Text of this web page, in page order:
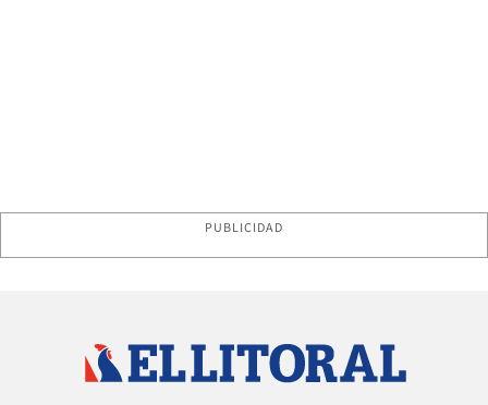
PUBLICIDAD